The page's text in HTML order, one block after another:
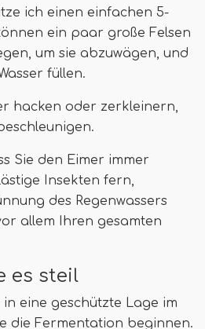
ich einen einfachen 5-
ein paar große Felsen
um sie abzuwägen, und
füllen.
hacken oder zerkleinern,
Sie den Eimer immer
Insekten fern,
des Regenwassers
allem Ihren gesamten
es steil
in eine geschützte Lage im
die Fermentation beginnen.